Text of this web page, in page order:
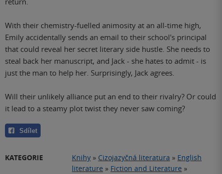
With their chemistry-fuelled animosity at an all-time high,
Emily accidentally sends an email to their school's principal
that could reveal her secret literary side hustle. She needs to
steal back her manuscript, and Jack - she hates to admit - is
just the man to help her. Surprisingly, Jack agrees.
Will their unlikely alliance put an end to their rivalry? Or could
it lead to a steamy plot twist they never saw coming?
Sdílet
KATEGORIE Knihy » Cizojazyčná literatura » English
literature » Fiction and Literature »